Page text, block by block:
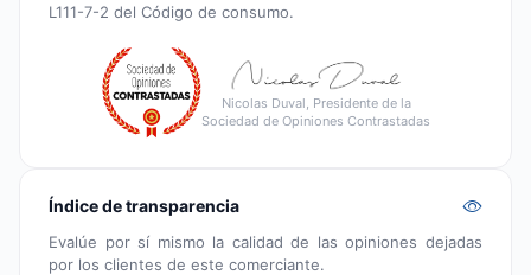
L111-7-2 del Código de consumo.
Nicolas Duval, Presidente de la
Sociedad de Opiniones Contrastadas
Índice de transparencia
Evalúe por sí mismo la calidad de las opiniones dejadas
por los clientes de este comerciante.